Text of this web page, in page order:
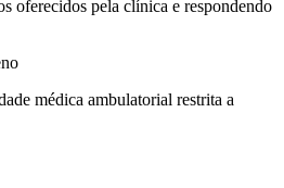
oferecidos pela clínica e respondendo
médica ambulatorial restrita a